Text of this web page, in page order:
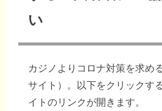
い
カジノよりコロナ対策を求め
サイト）。以下をクリックす
イトのリンクが開きます。